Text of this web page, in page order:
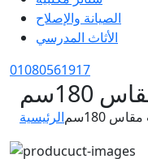
الصيانة والإصلاح
الأثاث المدرسي
01080561917
الرئيسية